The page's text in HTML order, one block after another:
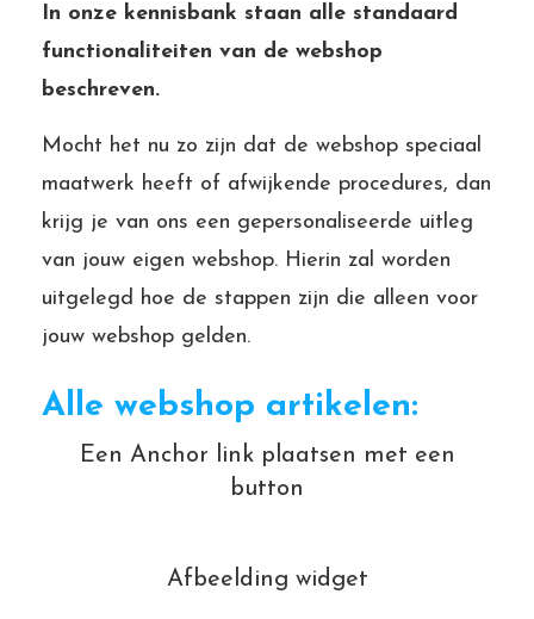
In onze kennisbank staan alle standaard
functionaliteiten van de webshop
beschreven.
Mocht het nu zo zijn dat de webshop speciaal
maatwerk heeft of afwijkende procedures, dan
krijg je van ons een gepersonaliseerde uitleg
van jouw eigen webshop. Hierin zal worden
uitgelegd hoe de stappen zijn die alleen voor
jouw webshop gelden.
Alle webshop artikelen:
Een Anchor link plaatsen met een
button
Afbeelding widget